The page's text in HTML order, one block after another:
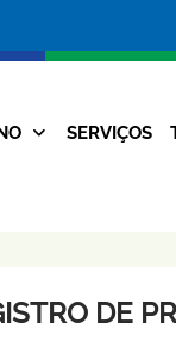
SERVIÇOS
DE